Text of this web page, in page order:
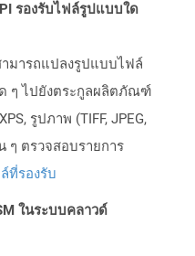
รองรับไฟล์รูปแบบใด
ามารถแปลงรูปแบบไฟล์
ๆ ไปยังตระกูลผลิตภัณฑ์
รูปภาพ (TIFF, JPEG,
ๆ ตรวจสอบรายการ
ที่รองรับ
ในระบบคลาวด์